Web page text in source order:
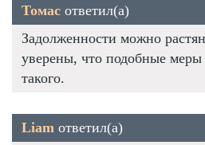
Томас ответил(а)
Задолженности можно
уверены, что подобные
такого.
Liam ответил(а)